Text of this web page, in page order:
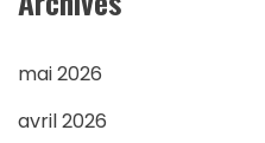
mai 2026
avril 2026